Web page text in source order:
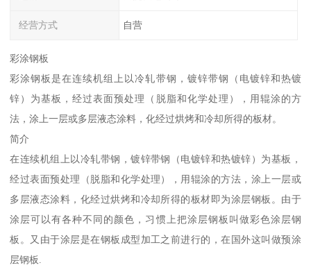
经营方式 自营
彩涂钢板
彩涂钢板是在连续机组上以冷轧带钢，镀锌带钢（电镀锌和热镀
锌）为基板，经过表面预处理（脱脂和化学处理），用辊涂的方
法，涂上一层或多层液态涂料，化经过烘烤和冷却所得的板材。
简介
在连续机组上以冷轧带钢，镀锌带钢（电镀锌和热镀锌）为基板，
经过表面预处理（脱脂和化学处理），用辊涂的方法，涂上一层或
多层液态涂料，化经过烘烤和冷却所得的板材即为涂层钢板。由于
涂层可以有各种不同的颜色，习惯上把涂层钢板叫做彩色涂层钢
板。又由于涂层是在钢板成型加工之前进行的，在国外这叫做预涂
层钢板.